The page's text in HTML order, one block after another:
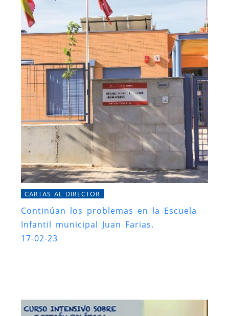
CARTAS AL DIRECTOR
Continúan los problemas en la Escuela
Infantil municipal Juan Farias.
17-02-23